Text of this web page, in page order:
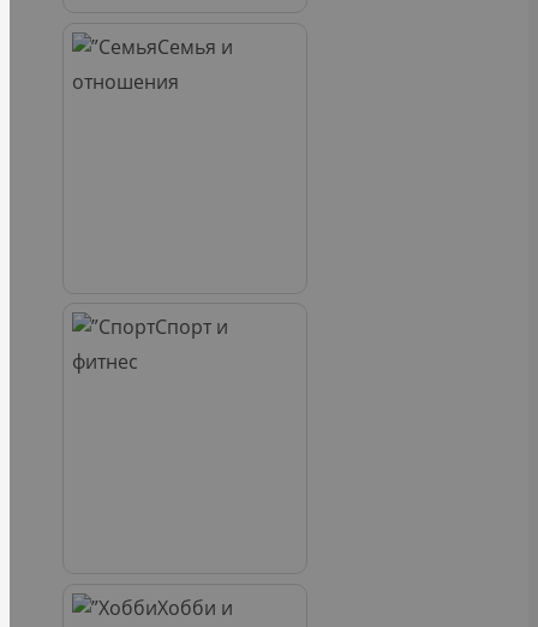
Семья и
отношения
Спорт и
фитнес
Хобби и